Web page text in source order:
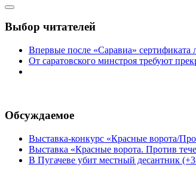
Выбор читателей
Впервые после «Саравиа»
От саратовского минстроя требуют
Обсуждаемое
Выставка-конкурс «Красные ворота/
Выставка «Красные ворота. Против
В Пугачеве убит местный десантник